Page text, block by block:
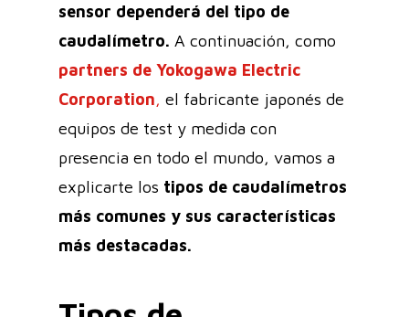
sensor dependerá del tipo de
caudalímetro. A continuación, como
partners de Yokogawa Electric
Corporation, el fabricante japonés de
equipos de test y medida con
presencia en todo el mundo, vamos a
explicarte los tipos de caudalímetros
más comunes y sus características
más destacadas.